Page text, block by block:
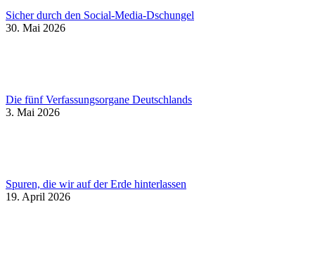
Sicher durch den Social-Media-Dschungel
30. Mai 2026
Die fünf Verfassungsorgane Deutschlands
3. Mai 2026
Spuren, die wir auf der Erde hinterlassen
19. April 2026